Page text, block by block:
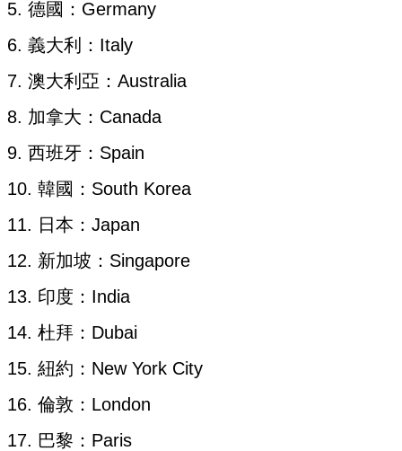
5. 德國：Germany
6. 義大利：Italy
7. 澳大利亞：Australia
8. 加拿大：Canada
9. 西班牙：Spain
10. 韓國：South Korea
11. 日本：Japan
12. 新加坡：Singapore
13. 印度：India
14. 杜拜：Dubai
15. 紐約：New York City
16. 倫敦：London
17. 巴黎：Paris